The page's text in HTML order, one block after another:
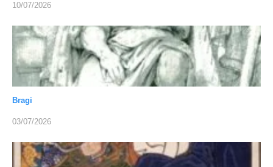
10/07/2026
Bragi
03/07/2026